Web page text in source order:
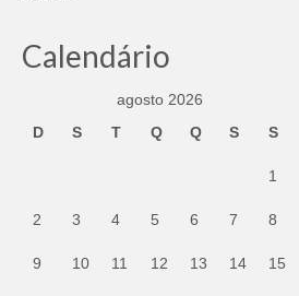
Calendário
agosto 2026
D
S T Q Q S S
1
2 3 4 5 6 7 8
9 10 11 12 13 14 15